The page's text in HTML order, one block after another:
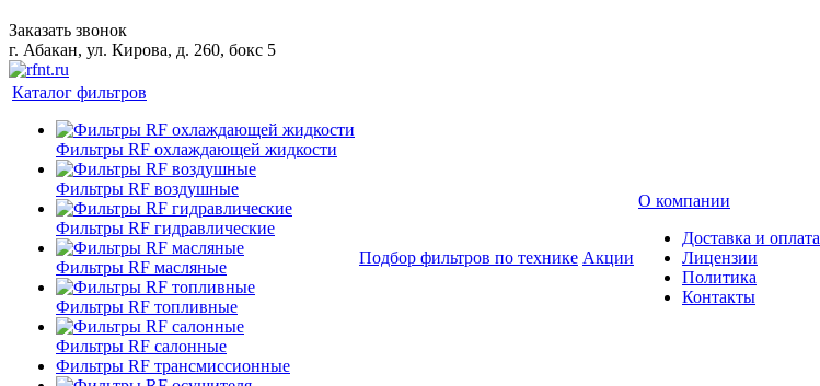
Заказать звонок
г. Абакан, ул. Кирова, д. 260, бокс 5
Каталог фильтров
Фильтры RF охлаждающей жидкости
Фильтры RF воздушные
Фильтры RF гидравлические
Фильтры RF масляные
Фильтры RF топливные
Фильтры RF салонные
Фильтры RF трансмиссионные
Подбор фильтров по технике Акции
О компании
Доставка и оплата
Лицензии
Политика
Контакты